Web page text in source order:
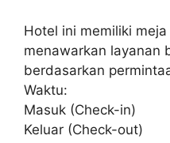
Hotel ini memiliki
menawarkan layanan
berdasarkan
Waktu:
Masuk (Check-
Keluar (Check-